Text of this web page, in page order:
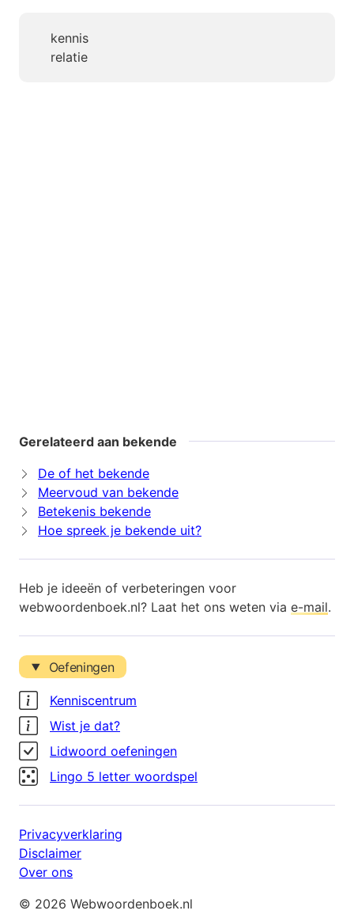
kennis
relatie
Gerelateerd aan bekende
De of het bekende
Meervoud van bekende
Betekenis bekende
Hoe spreek je bekende uit?
Heb je ideeën of verbeteringen voor
webwoordenboek.nl? Laat het ons weten via e-mail.
Oefeningen
Kenniscentrum
Wist je dat?
Lidwoord oefeningen
Lingo 5 letter woordspel
Privacyverklaring
Disclaimer
Over ons
© 2026 Webwoordenboek.nl